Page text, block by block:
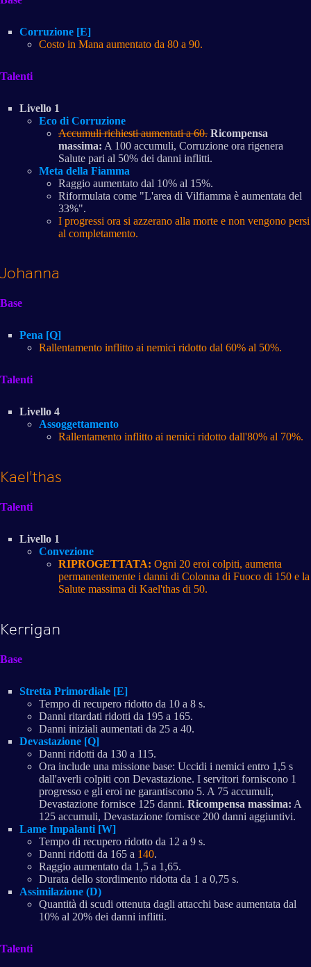
Corruzione [E]
Costo in Mana aumentato da 80 a 90.
Talenti
Livello 1
Eco di Corruzione
Accumuli richiesti aumentati a 60. Ricompensa
massima: A 100 accumuli, Corruzione ora rigenera
Salute pari al 50% dei danni inflitti.
Meta della Fiamma
Raggio aumentato dal 10% al 15%.
Riformulata come "L'area di Vilfiamma è aumentata del
33%".
I progressi ora si azzerano alla morte e non vengono persi
al completamento.
Johanna
Base
Pena [Q]
Rallentamento inflitto ai nemici ridotto dal 60% al 50%.
Talenti
Livello 4
Assoggettamento
Rallentamento inflitto ai nemici ridotto dall'80% al 70%.
Kael'thas
Talenti
Livello 1
Convezione
RIPROGETTATA: Ogni 20 eroi colpiti, aumenta
permanentemente i danni di Colonna di Fuoco di 150 e la
Salute massima di Kael'thas di 50.
Kerrigan
Base
Stretta Primordiale [E]
Tempo di recupero ridotto da 10 a 8 s.
Danni ritardati ridotti da 195 a 165.
Danni iniziali aumentati da 25 a 40.
Devastazione [Q]
Danni ridotti da 130 a 115.
Ora include una missione base: Uccidi i nemici entro 1,5 s
dall'averli colpiti con Devastazione. I servitori forniscono 1
progresso e gli eroi ne garantiscono 5. A 75 accumuli,
Devastazione fornisce 125 danni. Ricompensa massima: A
125 accumuli, Devastazione fornisce 200 danni aggiuntivi.
Lame Impalanti [W]
Tempo di recupero ridotto da 12 a 9 s.
Danni ridotti da 165 a 140.
Raggio aumentato da 1,5 a 1,65.
Durata dello stordimento ridotta da 1 a 0,75 s.
Assimilazione (D)
Quantità di scudi ottenuta dagli attacchi base aumentata dal
10% al 20% dei danni inflitti.
Talenti